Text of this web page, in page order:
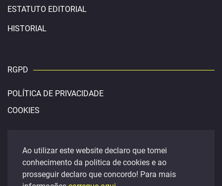
Ao utilizar este website declaro que tomei
conhecimento da politica de cookies e ao
prosseguir declaro que concordo! Para mais
ESTATUTO EDITORIAL
HISTORIAL
RGPD
POLÍTICA DE PRIVACIDADE
COOKIES
douronacional@gmail.com
FACEBOOK